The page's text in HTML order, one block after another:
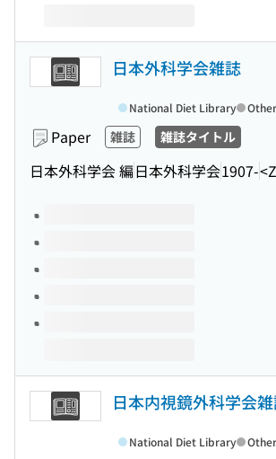
日本外科学会雑誌
Paper 雑誌 雑誌タイトル
日本外科学会 編日本外科学会1907-
National Diet Library
Volumes of this title
日本内視鏡外科学会
National Diet Library